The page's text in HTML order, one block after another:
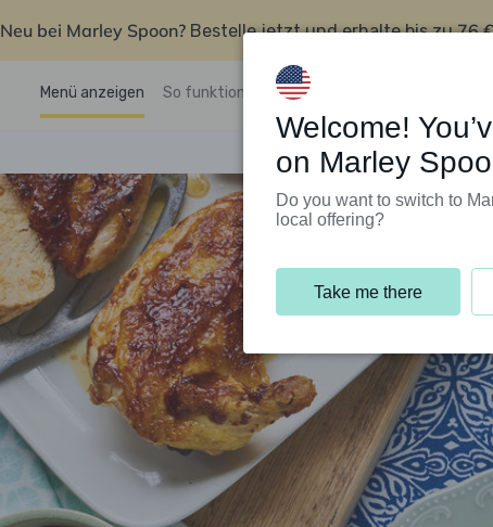
Neu bei Marley Spoon? Bestelle jetzt und erhalte bis zu76
Menü anzeigen So funktioniert’s Kundenservice
Welcome!
on Marley
Do you want to switch to
local offering?
Take me there